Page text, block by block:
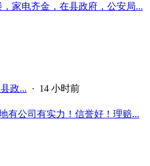
家电齐金，在县政府，公安局...
政... · 14 小时前
有公司有实力！信誉好！理赔...